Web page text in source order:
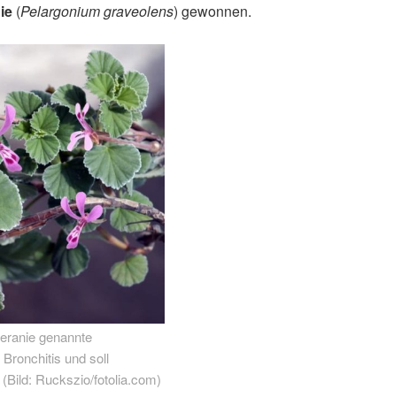
(Pelargonium graveolens) gewonnen.
genannte
und soll
Ruckszio/fotolia.com)